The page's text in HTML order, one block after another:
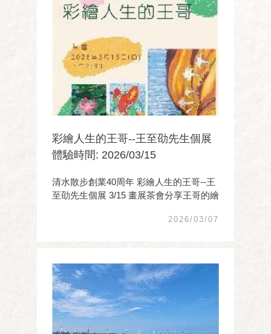
彩繪人生的王哥--王至劭先生個展
體驗時間: 2026/03/15
清水散步創業40周年 彩繪人生的王哥--王
至劭先生個展 3/15 畫展茶會分享王哥的繪
至劭外號王哥，從小就學畫，他的媽媽以
2026/03/07